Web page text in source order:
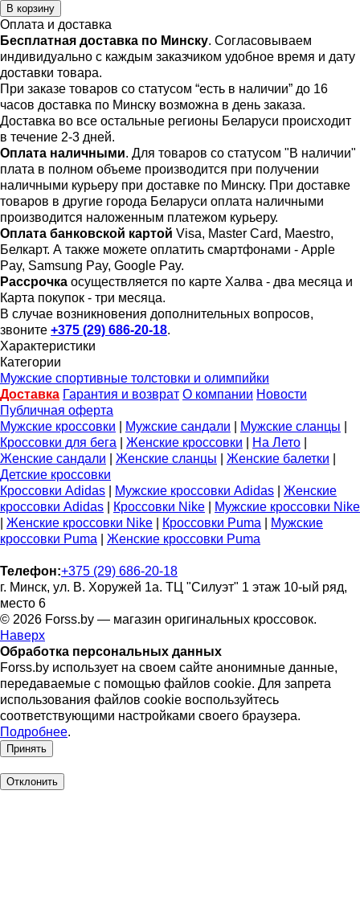
В корзину
Оплата и доставка
Бесплатная доставка по Минску. Согласовываем
индивидуально с каждым заказчиком удобное время и дату
доставки товара.
При заказе товаров со статусом “есть в наличии” до 16
часов доставка по Минску возможна в день заказа.
Доставка во все остальные регионы Беларуси происходит
в течение 2-3 дней.
Оплата наличными. Для товаров со статусом "В наличии"
плата в полном объеме производится при получении
наличными курьеру при доставке по Минску. При доставке
товаров в другие города Беларуси оплата наличными
производится наложенным платежом курьеру.
Оплата банковской картой Visa, Master Card, Maestro,
Белкарт. А также можете оплатить смартфонами - Apple
Pay, Samsung Pay, Google Pay.
Рассрочка осуществляется по карте Халва - два месяца и
Карта покупок - три месяца.
В случае возникновения дополнительных вопросов,
звоните +375 (29) 686-20-18.
Характеристики
Категории
Мужские спортивные толстовки и олимпийки
Доставка Гарантия и возврат О компании Новости
Публичная оферта
Мужские кроссовки
Мужские сандали Мужские сланцы
Кроссовки для бега
Женские кроссовки На Лето
Женские сандали
Женские сланцы Женские балетки
Детские кроссовки
Кроссовки Adidas
Мужские кроссовки Adidas
Женские
кроссовки Adidas
Кроссовки Nike
Мужские кроссовки Nike
Женские кроссовки Nike Кроссовки Puma
Мужские
кроссовки Puma
Женские кроссовки Puma
Телефон:+375 (29) 686-20-18
г. Минск, ул. В. Хоружей 1а. ТЦ "Силуэт" 1 этаж 10-ый ряд,
место 6
© 2026 Forss.by — магазин оригинальных кроссовок.
Наверх
Обработка персональных данных
Forss.by использует на своем сайте анонимные данные,
передаваемые с помощью файлов cookie. Для запрета
использования файлов cookie воспользуйтесь
соответствующими настройками своего браузера.
Подробнее.
Принять
Отклонить